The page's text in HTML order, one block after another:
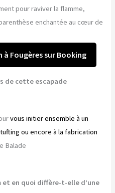
pour raviver la flamme,
enchantée au cœur de
Fougères sur Booking
de cette escapade
vous initier ensemble à un
ou encore à la fabrication
Balade
et en quoi diffère-t-elle d’une